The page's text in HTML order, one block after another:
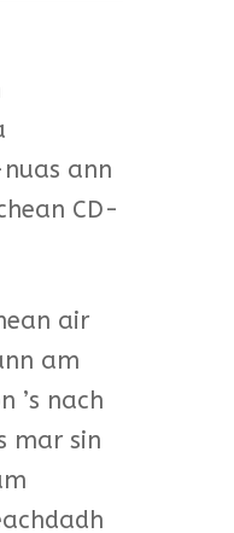
ann
CD-
air
am
’s nach
mar sin